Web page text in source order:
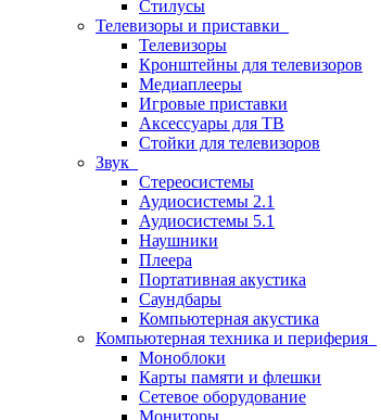
Стилусы
Телевизоры и приставки
Телевизоры
Кронштейны для телевизоров
Медиаплееры
Игровые приставки
Аксессуары для ТВ
Стойки для телевизоров
Звук
Стереосистемы
Аудиосистемы 2.1
Аудиосистемы 5.1
Наушники
Плеера
Портативная акустика
Саундбары
Компьютерная акустика
Компьютерная техника и периферия
Моноблоки
Карты памяти и флешки
Сетевое оборудование
Мониторы